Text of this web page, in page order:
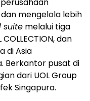
mengelola lebih
suite melalui tiga
dan
di Asia
Berkantor pusat di
dari UOL Group
Singapura.